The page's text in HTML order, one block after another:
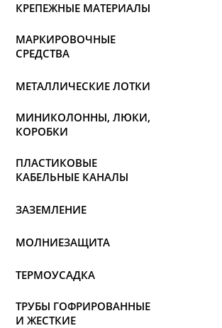
КРЕПЕЖНЫЕ МАТЕРИАЛЫ
МАРКИРОВОЧНЫЕ
СРЕДСТВА
МЕТАЛЛИЧЕСКИЕ ЛОТКИ
МИНИКОЛОННЫ, ЛЮКИ,
КОРОБКИ
ПЛАСТИКОВЫЕ
КАБЕЛЬНЫЕ КАНАЛЫ
ЗАЗЕМЛЕНИЕ
МОЛНИЕЗАЩИТА
ТЕРМОУСАДКА
ТРУБЫ ГОФРИРОВАННЫЕ
И ЖЕСТКИЕ